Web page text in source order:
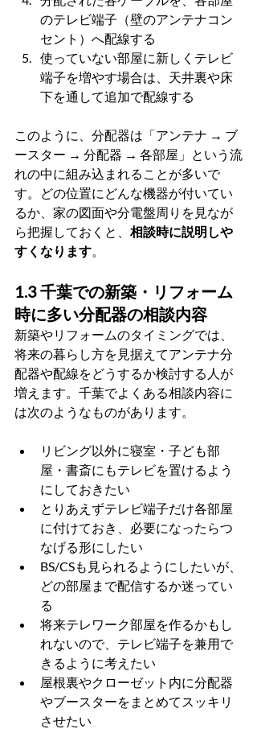
のテレビ端子（壁のアンテナコン
セント）へ配線する
使っていない部屋に新しくテレビ
端子を増やす場合は、天井裏や床
下を通して追加で配線する
このように、分配器は「アンテナ → ブ
ースター → 分配器 → 各部屋」という流
れの中に組み込まれることが多いで
す。どの位置にどんな機器が付いてい
るか、家の図面や分電盤周りを見なが
ら把握しておくと、 相談時に説明しや
すくなります。
1.3 千葉での新築・リフォーム
時に多い分配器の相談内容
新築やリフォームのタイミングでは、
将来の暮らし方を見据えてアンテナ分
配器や配線をどうするか検討する人が
増えます。千葉でよくある相談内容に
は次のようなものがあります。
リビング以外に寝室・子ども部
屋・書斎にもテレビを置けるよう
にしておきたい
とりあえずテレビ端子だけ各部屋
に付けておき、必要になったらつ
なげる形にしたい
BS/CSも見られるようにしたいが、
どの部屋まで配信するか迷ってい
る
将来テレワーク部屋を作るかもし
れないので、テレビ端子を兼用で
きるように考えたい
屋根裏やクローゼット内に分配器
やブースターをまとめてスッキリ
させたい